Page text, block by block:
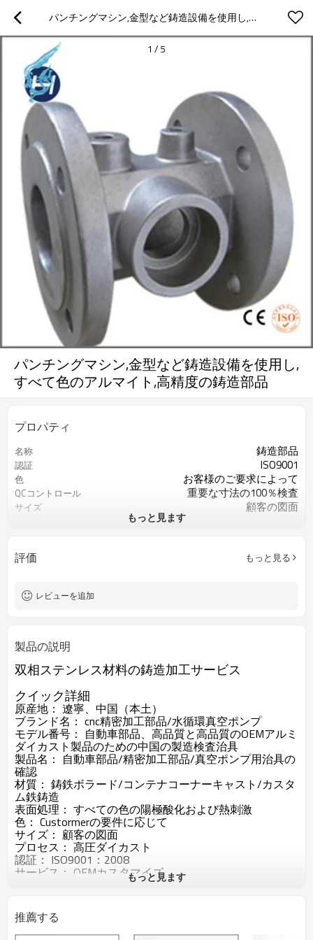
パンチングマシン,金型など鋳造設備を使用し,すべて色のアルマイト,高精度の鋳造部品
1 / 5
パンチングマシン,金型など鋳造設備を使用し,
すべて色のアルマイト,高精度の鋳造部品
プロパティ
名称 鋳造部品
認証 ISO9001
色 お客様のご要求によって
QCコントロール 重要な寸法の100％検査
サイズ 顧客の図面
亜鉛、ｓｓ400、ｓ45ｃ、sus303な
表面処理
もっと見ます
評価 もっと見る
レビューを追加
製品の説明
双相ステンレス材料の鋳造加工サービス
クイック詳細
原産地： 遼寧、中国（本土）
ブランド名： cnc精密加工部品/水循環真空ポンプ
モデル番号： 自動車部品、高品質と高品質のOEMアルミ
ダイカスト製品のための中国の製造検査治具
製品名： 自動車部品/精密加工部品/真空ポンプ用治具の
確認
材質： 鋳鉄ボラード/コンテナコーナーキャスト/カスタ
ム鉄鋳造
表面処理： すべての色の陽極酸化および熱刺激
色： Custormerの要件に応じて
サイズ： 顧客の図面
プロセス： 高圧ダイカスト
認証： ISO9001：2008
サービス： OEMカスタマイズ
重要な寸法の100％検査
もっと見ます
推薦する